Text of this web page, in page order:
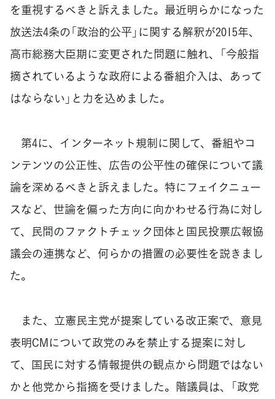
を重視するべきと訴えました。最近明らかになった
放送法4条の「政治的公平」に関する解釈が2015年、
高市総務大臣期に変更された問題に触れ、「今般指
摘されているような政府による番組介入は、あって
はならない」と力を込めました。
第4に、インターネット規制に関して、番組やコ
ンテンツの公正性、広告の公平性の確保について議
論を深めるべきと訴えました。特にフェイクニュー
スなど、世論を偏った方向に向かわせる行為に対し
て、民間のファクトチェック団体と国民投票広報協
議会の連携など、何らかの措置の必要性を説きまし
た。
また、立憲民主党が提案している改正案で、意見
表明CMについて政党のみを禁止する提案に対し
て、国民に対する情報提供の観点から問題ではない
かと他党から指摘を受けました。階議員は、「政党